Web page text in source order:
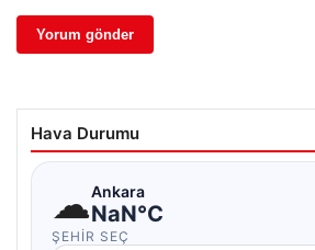
Hava Durumu
☁Ankara
NaN°C
ŞEHIR SEÇ